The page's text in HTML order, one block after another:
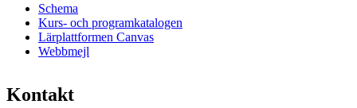
Schema
Kurs- och programkatalogen
Lärplattformen Canvas
Webbmejl
Kontakt